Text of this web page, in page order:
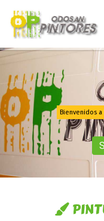
Bienvenidos